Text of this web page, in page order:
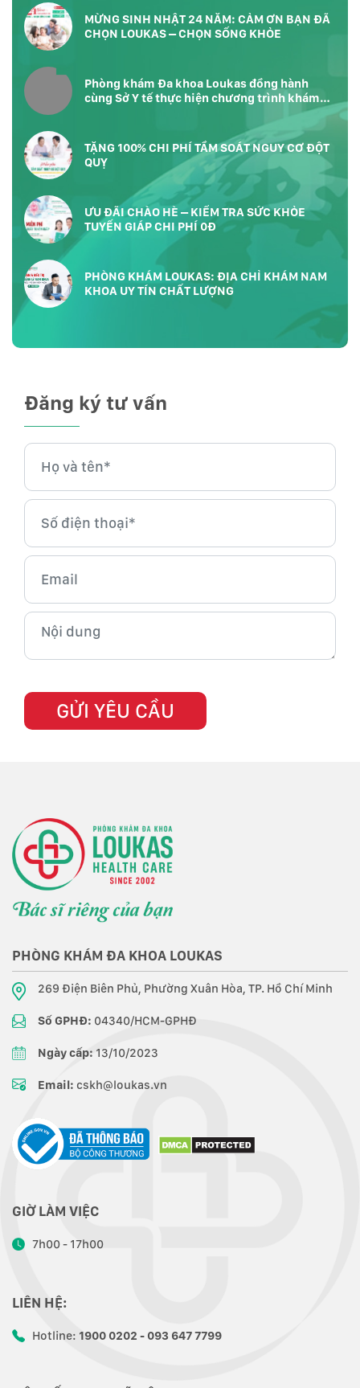
MỪNG SINH NHẬT 24 NĂM: CẢM ƠN BẠN ĐÃ
CHỌN LOUKAS – CHỌN SỐNG KHỎE
Phòng khám Đa khoa Loukas đồng hành
cùng Sở Y tế thực hiện chương trình khám
TẶNG 100% CHI PHÍ TẦM SOÁT NGUY CƠ ĐỘT
QUỴ
ƯU ĐÃI CHÀO HÈ – KIỂM TRA SỨC KHỎE
TUYẾN GIÁP CHI PHÍ 0Đ
PHÒNG KHÁM LOUKAS: ĐỊA CHỈ KHÁM NAM
KHOA UY TÍN CHẤT LƯỢNG
Đăng ký tư vấn
PHÒNG KHÁM ĐA KHOA LOUKAS
269 Điện Biên Phủ, Phường Xuân Hòa, TP. Hồ Chí Minh
Số GPHĐ: 04340/HCM-GPHĐ
Ngày cấp: 13/10/2023
Email: cskh@loukas.vn
GIỜ LÀM VIỆC
7h00 - 17h00
LIÊN HỆ:
Hotline: 1900 0202 - 093 647 7799